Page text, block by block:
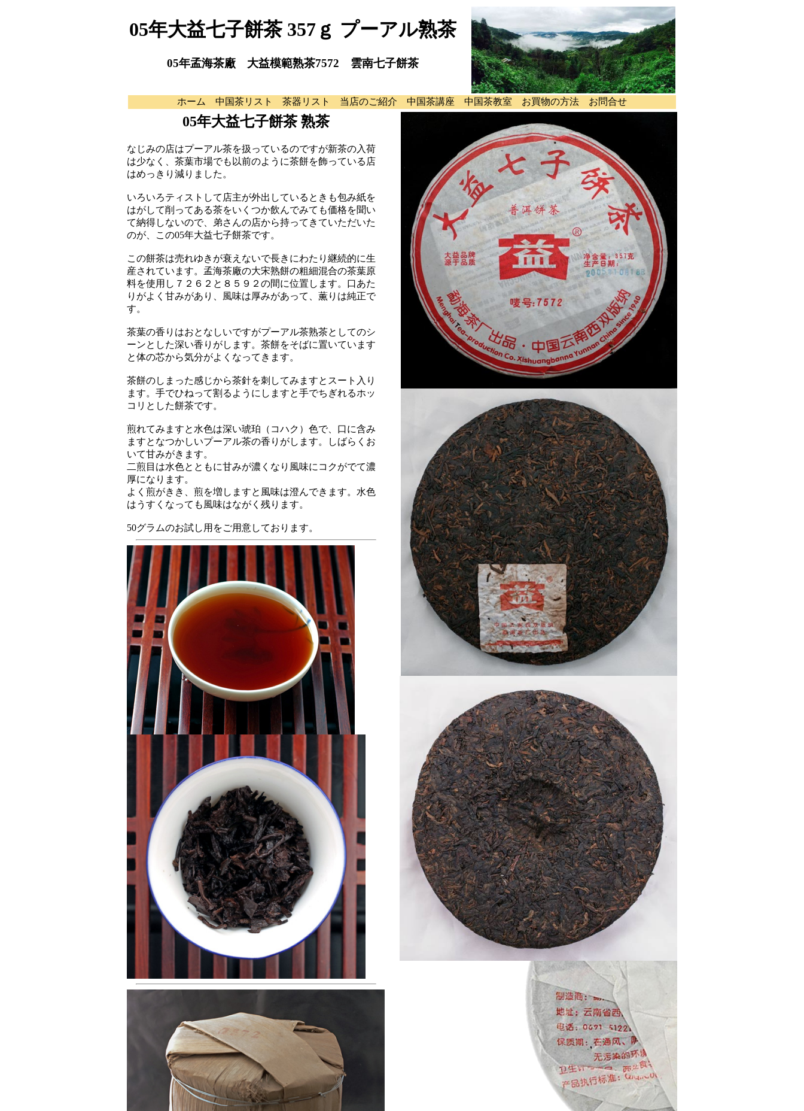
05年大益七子餅茶 357ｇ プーアル熟茶
05年孟海茶廠 大益模範熟茶7572 雲南七子餅茶
ホーム 中国茶リスト 茶器リスト 当店のご紹介 中国茶講座 中国茶教室 お買物の方法 お問合せ
05年大益七子餅茶 熟茶
なじみの店はプーアル茶を扱っているのですが新茶の入荷
は少なく、茶葉市場でも以前のように茶餅を飾っている店
はめっきり減りました。
いろいろティストして店主が外出しているときも包み紙を
はがして削ってある茶をいくつか飲んでみても価格を聞い
て納得しないので、弟さんの店から持ってきていただいた
のが、この05年大益七子餅茶です。
この餅茶は売れゆきが衰えないで長きにわたり継続的に生
産されています。孟海茶廠の大宋熟餅の粗細混合の茶葉原
料を使用し７２６２と８５９２の間に位置します。口あた
りがよく甘みがあり、風味は厚みがあって、薫りは純正で
す。
茶葉の香りはおとなしいですがプーアル茶熟茶としてのシ
ーンとした深い香りがします。茶餅をそばに置いています
と体の芯から気分がよくなってきます。
茶餅のしまった感じから茶針を刺してみますとスート入り
ます。手でひねって割るようにしますと手でちぎれるホッ
コリとした餅茶です。
煎れてみますと水色は深い琥珀（コハク）色で、口に含み
ますとなつかしいプーアル茶の香りがします。しばらくお
いて甘みがきます。
二煎目は水色とともに甘みが濃くなり風味にコクがでて濃
厚になります。
よく煎がきき、煎を増しますと風味は澄んできます。水色
はうすくなっても風味はながく残ります。
50グラムのお試し用をご用意しております。